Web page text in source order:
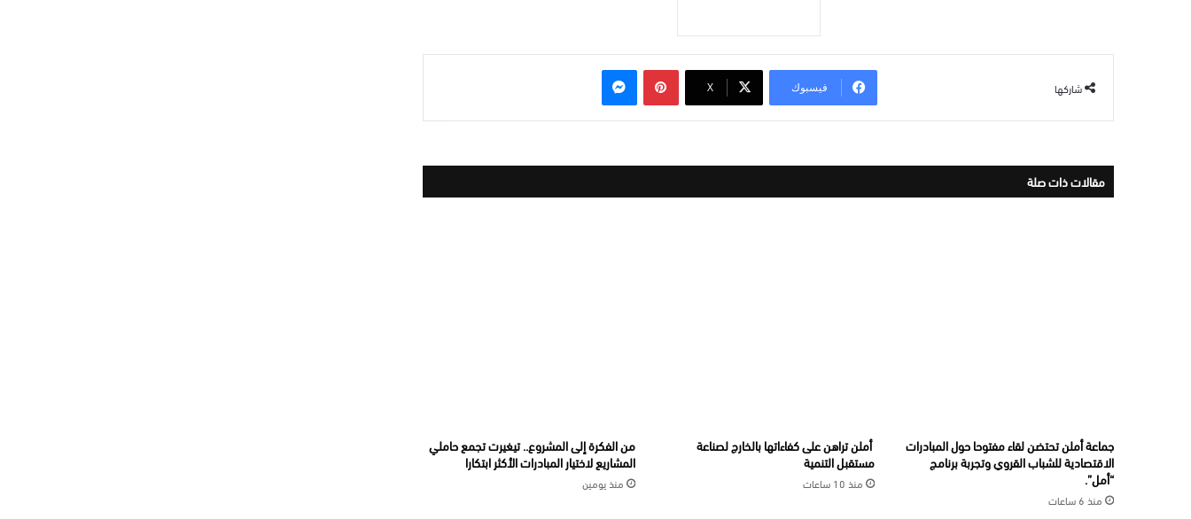
شاركها فيسبوك ‫X
بينتيريست
مقالات ذات صلة
جماعة أملن تحتضن لقاء مفتوحا حول المبادرات
الاقتصادية للشباب القروي وتجربة برنامج
“أمل”.
منذ 6 ساعات
أملن تراهن على كفاءاتها بالخارج لصناعة
مستقبل التنمية
منذ 10 ساعات
من الفكرة إلى المشروع.. تيغيرت تجمع حاملي
المشاريع لاختيار المبادرات الأكثر ابتكارا
منذ يومين